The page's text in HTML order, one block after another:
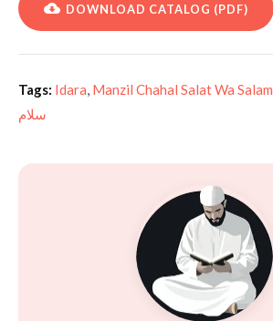
DOWNLOAD CATALOG (PDF)
Tags: Idara Manzil Chahal Salat Wa Salam
سلام